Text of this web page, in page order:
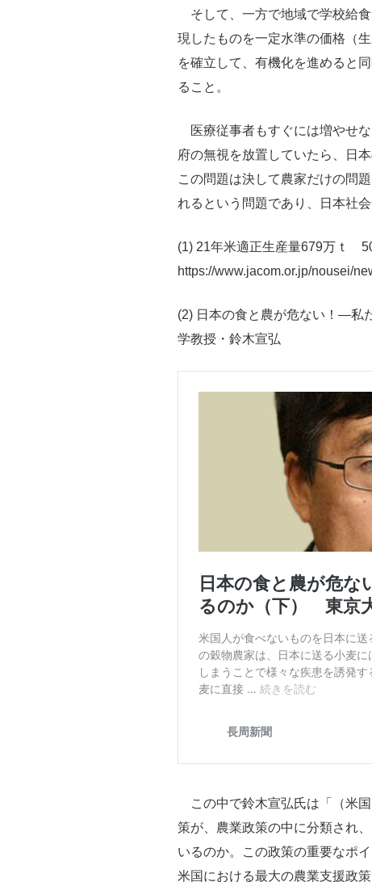
そして、一方で地域で学校給
現したものを一定水準の価格（
を確立して、有機化を進めると
ること。
医療従事者もすぐには増やせ
府の無視を放置していたら、日
この問題は決して農家だけの問
れるという問題であり、日本社会
(1) 21年米適正生産量679万ｔ
https://www.jacom.or.jp/nousei/
(2) 日本の食と農が危ない！―
学教授・鈴木宣弘
この中で鈴木宣弘氏は「（米
策が、農業政策の中に分類され
いるのか。この政策の重要なポ
米国における最大の農業支援政